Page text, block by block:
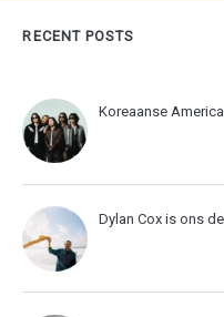
RECENT POSTS
Koreaanse
Dylan Cox is ons